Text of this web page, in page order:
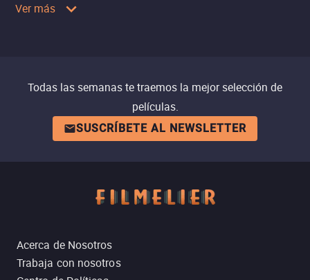
Ver más
Todas las semanas te traemos la mejor selección de
películas.
SUSCRÍBETE AL NEWSLETTER
Acerca de Nosotros
Trabaja con nosotros